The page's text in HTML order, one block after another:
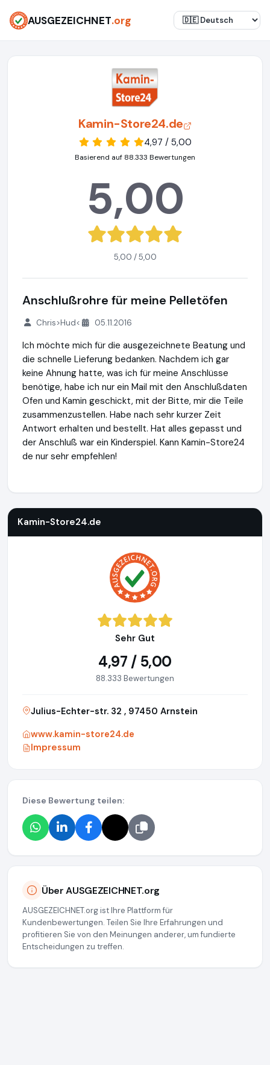
AUSGEZEICHNET.org
Kamin-Store24.de
4,97 / 5,00
Basierend auf 88.333 Bewertungen
5,00
5,00 / 5,00
Anschlußrohre für meine Pelletöfen
Chris>Hud< 05.11.2016
Ich möchte mich für die ausgezeichnete Beatung und
die schnelle Lieferung bedanken. Nachdem ich gar
keine Ahnung hatte, was ich für meine Anschlüsse
benötige, habe ich nur ein Mail mit den Anschlußdaten
Ofen und Kamin geschickt, mit der Bitte, mir die Teile
zusammenzustellen. Habe nach sehr kurzer Zeit
Antwort erhalten und bestellt. Hat alles gepasst und
der Anschluß war ein Kinderspiel. Kann Kamin-Store24
de nur sehr empfehlen!
Kamin-Store24.de
Sehr Gut
4,97 / 5,00
88.333 Bewertungen
Julius-Echter-str. 32 , 97450 Arnstein
www.kamin-store24.de
Impressum
Diese Bewertung teilen:
Über AUSGEZEICHNET.org
AUSGEZEICHNET.org ist Ihre Plattform für
Kundenbewertungen. Teilen Sie Ihre Erfahrungen und
profitieren Sie von den Meinungen anderer, um fundierte
Entscheidungen zu treffen.